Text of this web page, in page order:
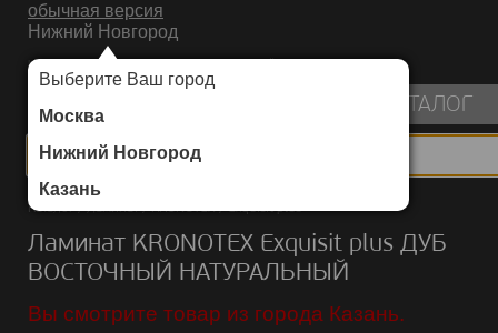
обычная версия
Нижний Новгород
Выберите Ваш город
Москва
Нижний Новгород
Казань
ИНТЕРНЕТ-МАГАЗИН НАПОЛЬНЫХ ПОКРЫТИЙ
КАТАЛОГ
Каталог/Ламинат/KRONOTEX/Exquisit plus
Ламинат KRONOTEX Exquisit plus ДУБ
ВОСТОЧНЫЙ НАТУРАЛЬНЫЙ
Вы смотрите товар из города Казань.